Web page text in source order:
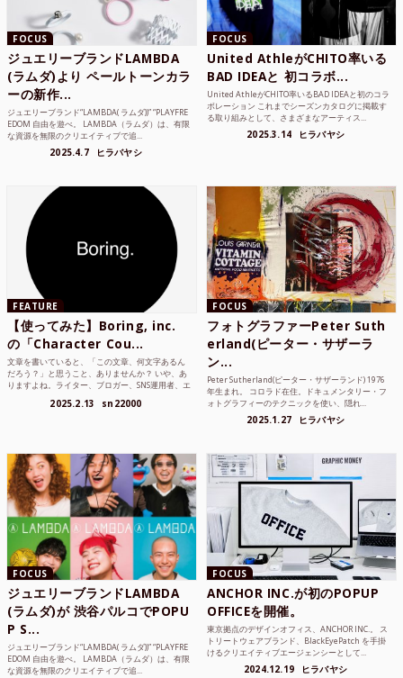
FOCUS
ジュエリーブランドLAMBDA
(ラムダ)より ペールトーンカラ
ーの新作...
ジュエリーブランド“LAMBDA( ラムダ))” “PLAYFRE
EDOM 自由を遊べ。 LAMBDA（ラムダ）は、有限
な資源を無限のクリエイティブで追...
2025.4.7 ヒラバヤシ
FOCUS
United AthleがCHITO率いる
BAD IDEAと 初コラボ...
United AthleがCHITO率いるBAD IDEAと初のコラ
ボレーション これまでシーズンカタログに掲載す
る取り組みとして、さまざまなアーティス...
2025.3.14 ヒラバヤシ
FEATURE
【使ってみた】Boring, inc.
の「Character Cou...
文章を書いていると、「この文章、何文字あるん
だろう？」と思うこと、ありませんか？ いや、あ
りますよね。ライター、ブロガー、SNS運用者、エ
2025.2.13 sn22000
FOCUS
フォトグラファーPeter Suth
erland(ピーター・サザーラ
ン...
Peter Sutherland(ピーター・サザーランド) 1976
年生まれ。 コロラド在住。ドキュメンタリー・フ
ォトグラフィーのテクニックを使い、隠れ...
2025.1.27 ヒラバヤシ
FOCUS
ジュエリーブランドLAMBDA
(ラムダ)が 渋谷パルコでPOPU
P S...
ジュエリーブランド“LAMBDA( ラムダ))” “PLAYFRE
EDOM 自由を遊べ。 LAMBDA（ラムダ）は、有限
な資源を無限のクリエイティブで追...
FOCUS
ANCHOR INC.が初のPOPUP
OFFICEを開催。
東京拠点のデザインオフィス、ANCHOR INC.。 ス
トリートウェアブランド、BlackEyePatch を手掛
けるクリエイティブエージェンシーとして...
2024.12.19 ヒラバヤシ